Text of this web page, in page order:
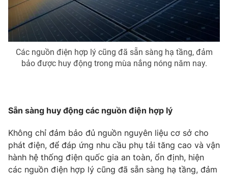
Các nguồn điện hợp lý cũng đã sẵn sàng hạ tầng, đảm
bảo được huy động trong mùa nắng nóng năm nay.
Sẵn sàng huy động các nguồn điện hợp lý
Không chỉ đảm bảo đủ nguồn nguyên liệu cơ sở cho
phát điện, để đáp ứng nhu cầu phụ tải tăng cao và vận
hành hệ thống điện quốc gia an toàn, ổn định, hiện
các nguồn điện hợp lý cũng đã sẵn sàng hạ tầng, đảm